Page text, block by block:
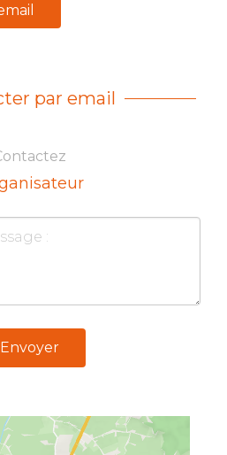
par email
Envoyer